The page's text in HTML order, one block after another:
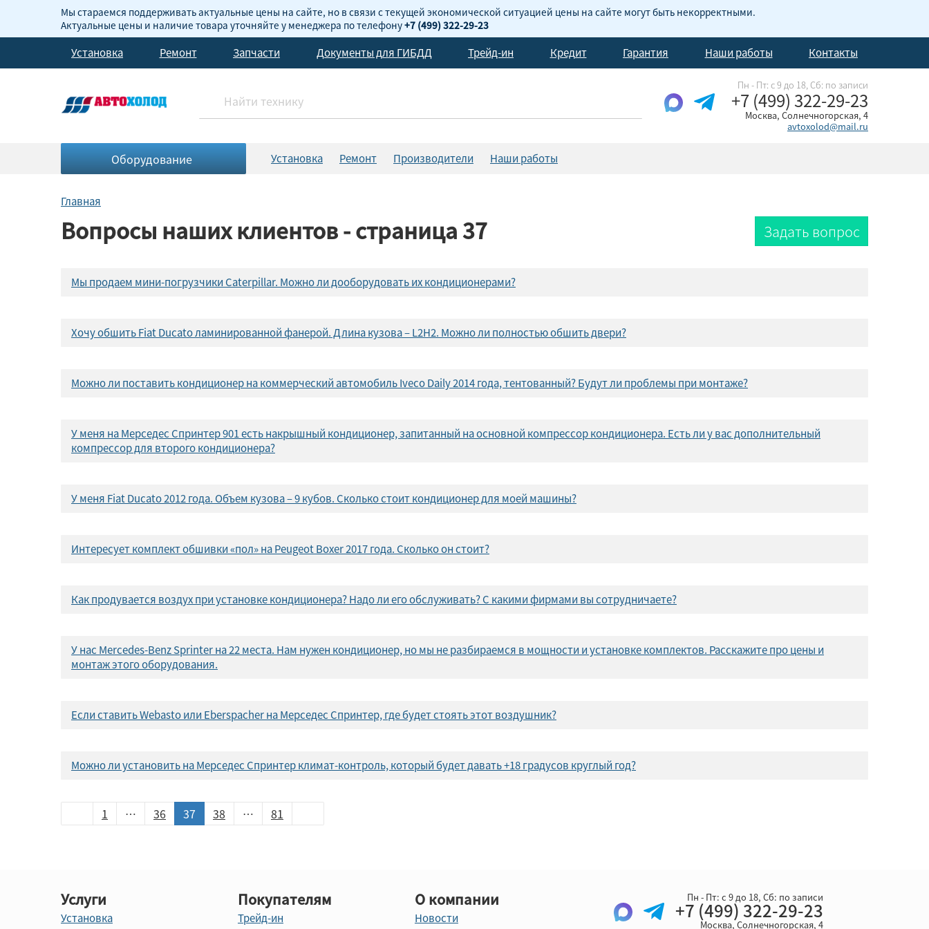
Мы стараемся поддерживать актуальные цены на сайте, но в связи с текущей экономической ситуацией цены на сайте могут быть некорректными.
Актуальные цены и наличие товара уточняйте у менеджера по телефону+7 (499) 322-29-23
Установка Ремонт Запчасти Документы для ГИБДД Трейд-ин Кредит Гарантия Наши работы Контакты
Пн - Пт: с 9 до 18, Cб: по записи
+7 (499) 322-29-23
Москва, Солнечногорская, 4
avtoxolod@mail.ru
Оборудование Установка Ремонт Производители Наши работы
Главная
Вопросы наших клиентов - страница 37 Задать вопрос
Мы продаем мини-погрузчики Caterpillar. Можно ли дооборудовать их кондиционерами?
Хочу обшить Fiat Ducato ламинированной фанерой. Длина кузова – L2H2. Можно ли полностью обшить двери?
Можно ли поставить кондиционер на коммерческий автомобиль Iveco Daily 2014 года, тентованный? Будут ли проблемы при монтаже?
У меня на Мерседес Спринтер 901 есть накрышный кондиционер, запитанный на основной компрессор кондиционера. Есть ли у вас дополнительный
компрессор для второго кондиционера?
У меня Fiat Ducato 2012 года. Объем кузова – 9 кубов. Сколько стоит кондиционер для моей машины?
Интересует комплект обшивки «пол» на Peugeot Boxer 2017 года. Сколько он стоит?
Как продувается воздух при установке кондиционера? Надо ли его обслуживать? С какими фирмами вы сотрудничаете?
У нас Mercedes-Benz Sprinter на 22 места. Нам нужен кондиционер, но мы не разбираемся в мощности и установке комплектов. Расскажите про цены и
монтаж этого оборудования.
Если ставить Webasto или Eberspacher на Мерседес Спринтер, где будет стоять этот воздушник?
Можно ли установить на Мерседес Спринтер климат-контроль, который будет давать +18 градусов круглый год?
1 … 36 37 38 … 81
Услуги
Установка
Покупателям
Трейд-ин
О компании
Новости
Пн - Пт: с 9 до 18, Cб: по записи
+7 (499) 322-29-23
Москва, Солнечногорская, 4